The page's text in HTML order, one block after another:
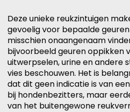
Deze unieke reukzintuigen
gevoelig voor bepaalde
misschien onaangenaam
bijvoorbeeld geuren oppikken
uitwerpselen, urine en andere
vies beschouwen. Het is
dat dit geen indicatie is van
bij hondenbezitters, maar
van het buitengewone